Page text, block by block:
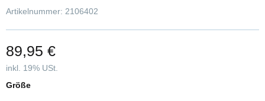
Artikelnummer: 2106402
89,95 €
inkl. 19% USt.
Größe